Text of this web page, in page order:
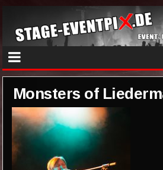
Monsters of